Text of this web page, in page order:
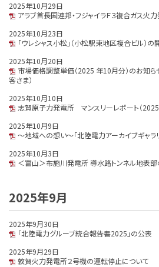
2025年10月29日
アラブ首長国連邦・フジャイラＦ３複合ガス
2025年10月23日
「ウレシャス小松」（小松駅東地区複合ビル）
2025年10月20日
市場価格調整単価（2025 年10月分）のお知ら
客さま）
2025年10月10日
志賀原子力発電所 マンスリーレポート（2025
2025年10月9日
～地域への想い～「北陸電力アーカイブギャラ
2025年10月3日
＜富山＞布施川発電所 導水路トンネル地表
2025年9月
2025年9月30日
「北陸電力グループ統合報告書2025」の公表
2025年9月29日
敦賀火力発電所２号機の運転停止について